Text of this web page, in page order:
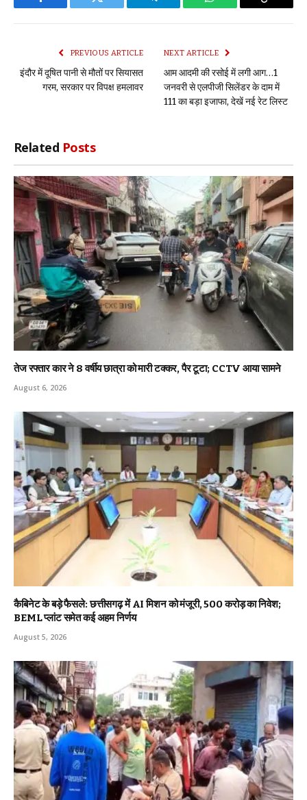
Facebook Twitter Telegram WhatsApp Copy
PREVIOUS ARTICLE
इंदौर में दूषित पानी से मौतों पर सियासत
गरम, सरकार पर विपक्ष हमलावर
NEXT ARTICLE
आम आदमी की रसोई में लगी आग…1
जनवरी से एलपीजी सिलेंडर के दाम में
111 का बड़ा इजाफा, देखें नई रेट लिस्ट
Related Posts
तेज रफ्तार कार ने 8 वर्षीय छात्रा को मारी टक्कर, पैर टूटा; CCTV आया सामने
August 6, 2026
कैबिनेट के बड़े फैसले: छत्तीसगढ़ में AI मिशन को मंजूरी, 500 करोड़ का निवेश;
BEML प्लांट समेत कई अहम निर्णय
August 5, 2026